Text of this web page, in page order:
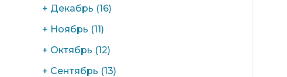
+ Декабрь (16)
+ Ноябрь (11)
+ Октябрь (12)
+ Сентябрь (13)